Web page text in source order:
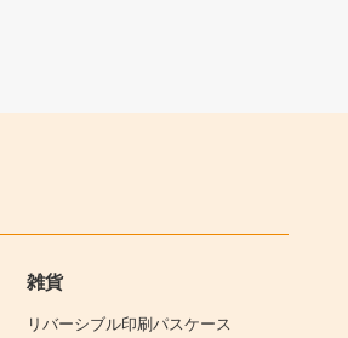
雑貨
リバーシブル印刷パスケース